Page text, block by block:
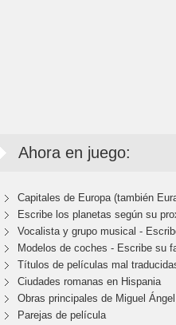
Ahora en juego:
Capitales de Europa (también
Escribe los planetas según su
Vocalista y grupo musical -
Modelos de coches - Escribe su
Títulos de películas mal
Ciudades romanas en Hispania
Obras principales de Miguel Ángel
Parejas de película